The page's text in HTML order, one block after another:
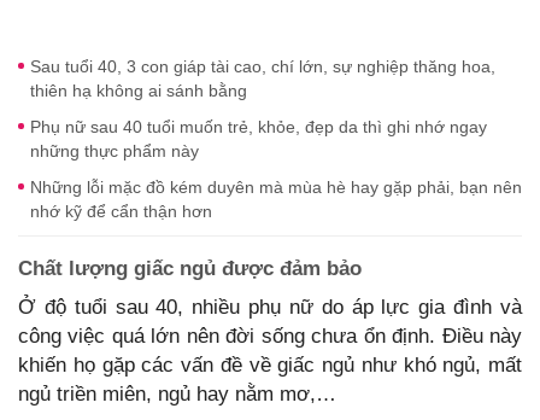
Sau tuổi 40, 3 con giáp tài cao, chí lớn, sự nghiệp thăng hoa,
thiên hạ không ai sánh bằng
Phụ nữ sau 40 tuổi muốn trẻ, khỏe, đẹp da thì ghi nhớ ngay
những thực phẩm này
Những lỗi mặc đồ kém duyên mà mùa hè hay gặp phải, bạn nên
nhớ kỹ để cẩn thận hơn
Chất lượng giấc ngủ được đảm bảo
Ở độ tuổi sau 40, nhiều phụ nữ do áp lực gia đình và
công việc quá lớn nên đời sống chưa ổn định. Điều này
khiến họ gặp các vấn đề về giấc ngủ như khó ngủ, mất
ngủ triền miên, ngủ hay nằm mơ,…